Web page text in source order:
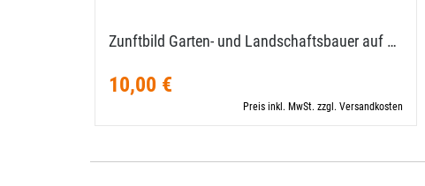
Zunftbild Garten- und Landschaftsbauer auf …
10,00 €
Preis inkl. MwSt. zzgl. Versandkosten